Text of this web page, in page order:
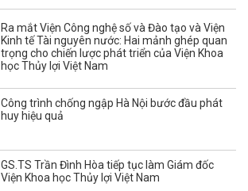
Ra mắt Viện Công nghệ số và Đào tạo và Viện
Kinh tế Tài nguyên nước: Hai mảnh ghép quan
trọng cho chiến lược phát triển của Viện Khoa
học Thủy lợi Việt Nam
Công trình chống ngập Hà Nội bước đầu phát
huy hiệu quả
GS.TS Trần Đình Hòa tiếp tục làm Giám đốc
Viện Khoa học Thủy lợi Việt Nam